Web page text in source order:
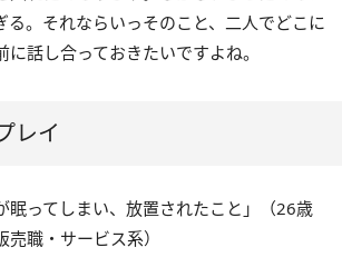
る。それならいっそのこと、二人でどこに
話し合っておきたいですよね。
レイ
眠ってしまい、放置されたこと」（26歳
職・サービス系）